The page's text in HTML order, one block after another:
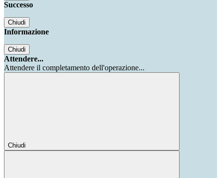
Successo
Chiudi
Informazione
Chiudi
Attendere...
Attendere il completamento dell'operazione...
Chiudi